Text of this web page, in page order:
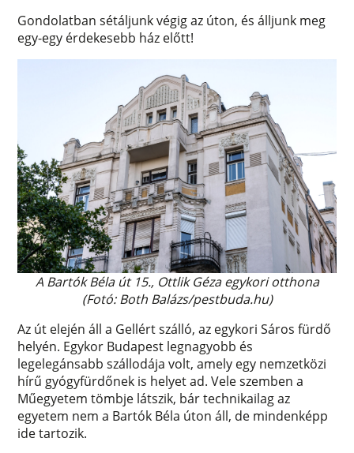
Gondolatban sétáljunk végig az úton, és álljunk meg
egy-egy érdekesebb ház előtt!
A Bartók Béla út 15., Ottlik Géza egykori otthona
(Fotó: Both Balázs/pestbuda.hu)
Az út elején áll a Gellért szálló, az egykori Sáros fürdő
helyén. Egykor Budapest legnagyobb és
legelegánsabb szállodája volt, amely egy nemzetközi
hírű gyógyfürdőnek is helyet ad. Vele szemben a
Műegyetem tömbje látszik, bár technikailag az
egyetem nem a Bartók Béla úton áll, de mindenképp
ide tartozik.